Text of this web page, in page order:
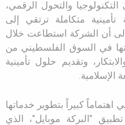
والتحول الرقمي،
متكاملة ترتقي إلى
أن الشركة استطاعت خلال
في السوق الفلسطيني من
وتقديم حلول تأمينية
الإسلامية.
كبيراً بتطوير خدماتها
تطبيق " البركة موبايل"، الذي